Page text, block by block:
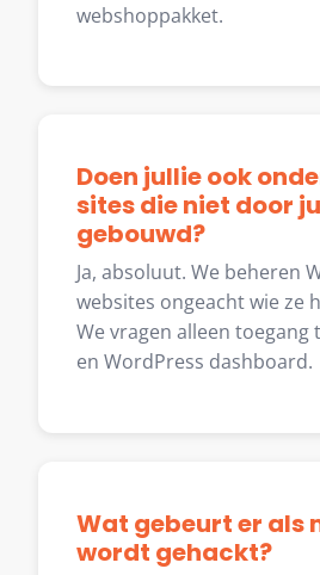
webshoppakket.
Doen jullie ook
sites die niet door
gebouwd?
Ja, absoluut. We beheren
websites ongeacht wie ze
We vragen alleen toegang
en WordPress dashboard.
Wat gebeurt er als
wordt gehackt?